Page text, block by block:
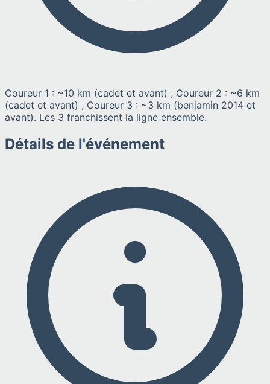
Coureur 1 : ~10 km (cadet et avant) ; Coureur 2 : ~6 km
(cadet et avant) ; Coureur 3 : ~3 km (benjamin 2014 et
avant). Les 3 franchissent la ligne ensemble.
Détails de l'événement